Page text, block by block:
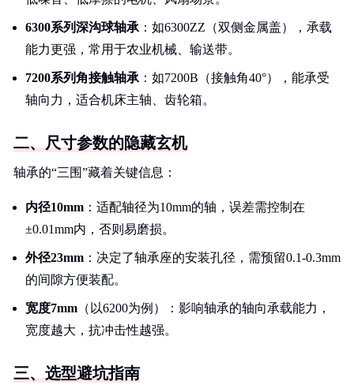
6300系列深沟球轴承 ：如6300ZZ（双侧金属盖），承载
能力更强，常用于农业机械、输送带。
7200系列角接触轴承 ：如7200B（接触角40°），能承受
轴向力，适合机床主轴、齿轮箱。
二、尺寸参数的隐藏玄机
轴承的“三围”藏着关键信息：
内径10mm ：适配轴径为10mm的轴，误差需控制在
±0.01mm内，否则易磨损。
外径23mm ：决定了轴承座的安装孔径，需预留0.1-0.3mm
的间隙方便装配。
宽度7mm （以6200为例）：影响轴承的轴向承载能力，
宽度越大，抗冲击性越强。
三、选型避坑指南